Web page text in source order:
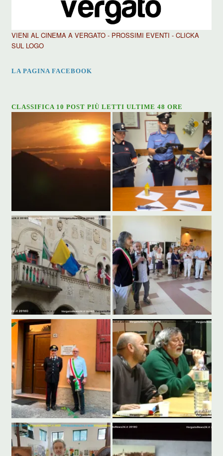
VIENI AL CINEMA A VERGATO - PROSSIMI EVENTI - CLICKA
SUL LOGO
LA PAGINA FACEBOOK
CLASSIFICA 10 POST PIÙ LETTI ULTIME 48 ORE